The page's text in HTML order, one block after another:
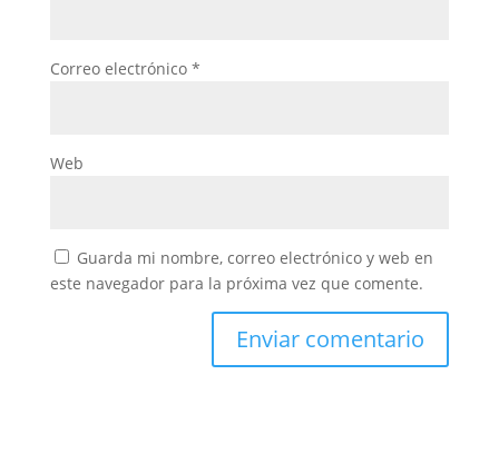
Correo electrónico *
Web
Guarda mi nombre, correo electrónico y web en
este navegador para la próxima vez que comente.